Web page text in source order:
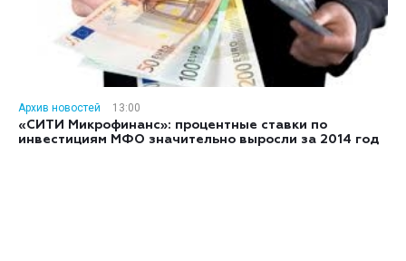
Архив новостей
13:00
«СИТИ Микрофинанс»: процентные ставки по
инвестициям МФО значительно выросли за 2014 год